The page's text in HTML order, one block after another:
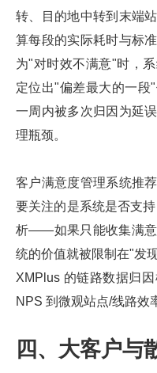
转、目的地中转到末端
算每段的实际耗时与标
为"对时效不满意"时，
定位出"偏差最大的一段
一周内被多次归因为延
理瓶颈。
客户满意度管理系统推
要关注的是系统是否支
析——如果只能收集满意
统的价值就被限制在"发
XMPlus 的链路数据归
NPS 到微观站点/线路效
四、大客户与